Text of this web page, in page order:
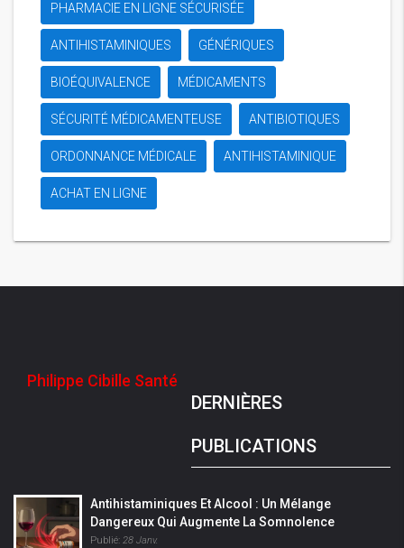
PHARMACIE EN LIGNE SÉCURISÉE
ANTIHISTAMINIQUES GÉNÉRIQUES
BIOÉQUIVALENCE MÉDICAMENTS
SÉCURITÉ MÉDICAMENTEUSE ANTIBIOTIQUES
ORDONNANCE MÉDICALE ANTIHISTAMINIQUE
ACHAT EN LIGNE
Philippe Cibille Santé
DERNIÈRES
PUBLICATIONS
Antihistaminiques Et Alcool : Un Mélange
Dangereux Qui Augmente La Somnolence
Publié: 28 Janv.